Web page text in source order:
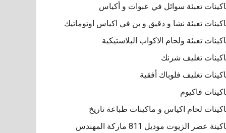
تعبئة سوائل في عبوات و أكياس
تعبئة نشا و دقيق و بن في اكياس اوتوماتيك
تعبئة ولحام الاكواب البلاستيكية
تغليف شرنك
تغليف فلوباك أفقية
فاكيوم
لحام اكياس و ماكينات طباعة تاريخ
ماكينة عصر الزيوت موديل 811 ماركة المهندس